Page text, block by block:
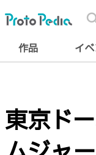
作品 イ
東京ド